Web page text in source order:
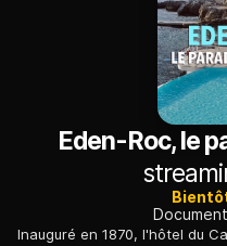
Eden-Roc, le